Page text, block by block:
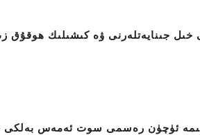
جىنايەتلەرنى ۋە كىشىلىك ھوقۇق
ئۈچۈن رەسمى سوت ئەمەس بەلكى